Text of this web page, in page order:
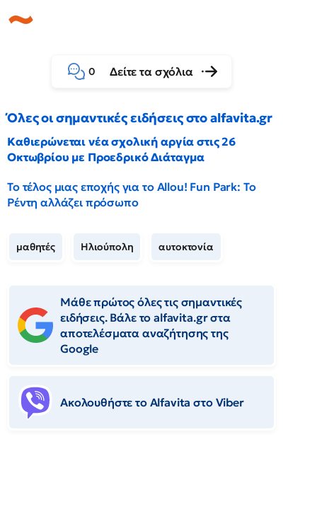
0 Δείτε τα σχόλια
Όλες οι σημαντικές ειδήσεις στο alfavita.gr
Καθιερώνεται νέα σχολική αργία στις 26
Οκτωβρίου με Προεδρικό Διάταγμα
Το τέλος μιας εποχής για το Allou! Fun Park: Το
Ρέντη αλλάζει πρόσωπο
μαθητές Ηλιούπολη αυτοκτονία
Μάθε πρώτος όλες τις σημαντικές
ειδήσεις. Βάλε το alfavita.gr στα
αποτελέσματα αναζήτησης της
Google
Ακολουθήστε το Αlfavita στο Viber